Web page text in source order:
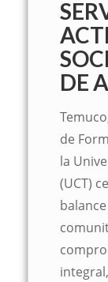
DE
de
la
(UCT)